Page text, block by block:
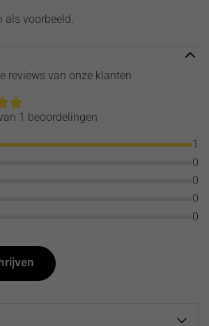
als voorbeeld.
reviews van onze klanten
1 beoordelingen
1
0
0
0
0